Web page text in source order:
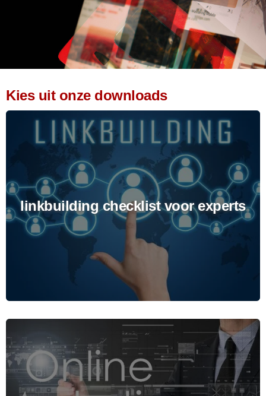
Kies uit onze downloads
linkbuilding checklist voor experts